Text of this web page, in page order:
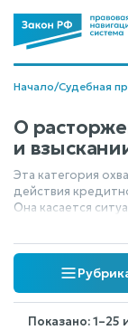
Начало/Судебная
О
и
Эта категория
действия
Она касается
обязательства, и
принудительного
рамках этой темы
взыскания,
взыскание
имущество.
Показано: 1–25